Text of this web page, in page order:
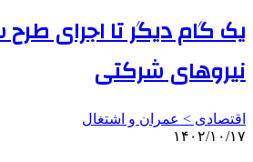
یک گام دیگر تا اجرای
نیروهای شرکتی
اقتصادی > عمران و اشتغال
۱۴۰۲/۱۰/۱۷